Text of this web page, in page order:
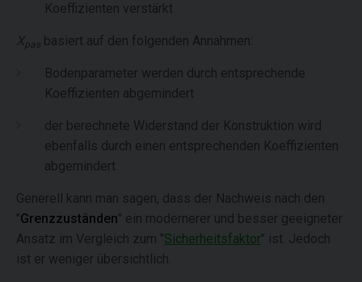
Koeffizienten verstärkt
Xpas basiert auf den folgenden Annahmen:
Bodenparameter werden durch entsprechende
Koeffizienten abgemindert
der berechnete Widerstand der Konstruktion wird
ebenfalls durch einen entsprechenden Koeffizienten
abgemindert
Generell kann man sagen, dass der Nachweis nach den
"Grenzzuständen" ein modernerer und besser geeigneter
Ansatz im Vergleich zum "Sicherheitsfaktor" ist. Jedoch
ist er weniger übersichtlich.